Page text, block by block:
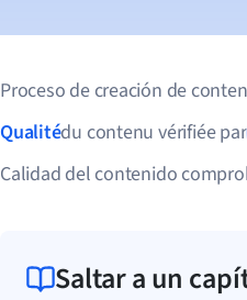
Proceso de creación de
Qualitédu contenu vérifiée par
Calidad del contenido
Saltar a un